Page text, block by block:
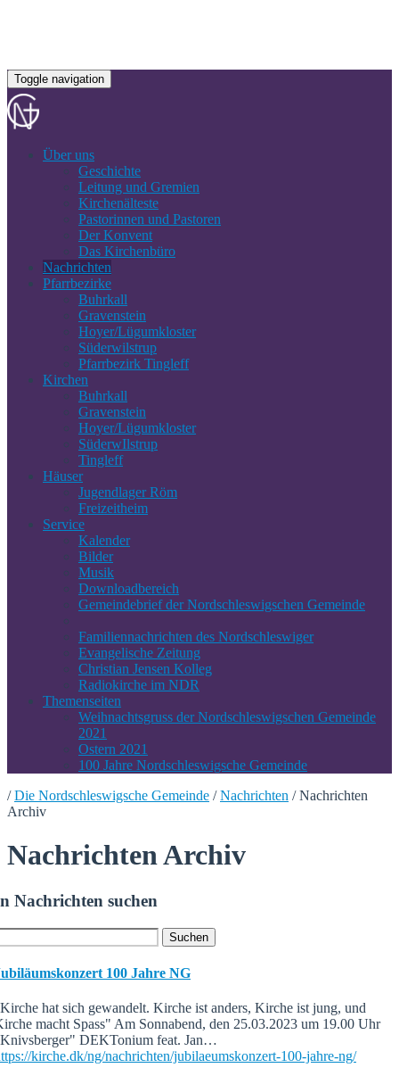
Toggle navigation
Über uns
Geschichte
Leitung und Gremien
Kirchenälteste
Pastorinnen und Pastoren
Der Konvent
Das Kirchenbüro
Nachrichten
Pfarrbezirke
Buhrkall
Gravenstein
Hoyer/Lügumkloster
Süderwilstrup
Pfarrbezirk Tingleff
Kirchen
Buhrkall
Gravenstein
Hoyer/Lügumkloster
SüderwIlstrup
Tingleff
Häuser
Jugendlager Röm
Freizeitheim
Service
Kalender
Bilder
Musik
Downloadbereich
Gemeindebrief der Nordschleswigschen Gemeinde
Familiennachrichten des Nordschleswiger
Evangelische Zeitung
Christian Jensen Kolleg
Radiokirche im NDR
Themenseiten
Weihnachtsgruss der Nordschleswigschen Gemeinde
2021
Ostern 2021
100 Jahre Nordschleswigsche Gemeinde
/ Die Nordschleswigsche Gemeinde / Nachrichten /Nachrichten
Archiv
Nachrichten Archiv
Nachrichten suchen
100 Jahre NG
hat sich gewandelt. Kirche ist anders, Kirche ist jung, und
macht Spass" Am Sonnabend, den 25.03.2023 um 19.00 Uhr
DEKTonium feat. Jan…
kirche.dk/ng/nachrichten/jubilaeumskonzert-100-jahre-ng/